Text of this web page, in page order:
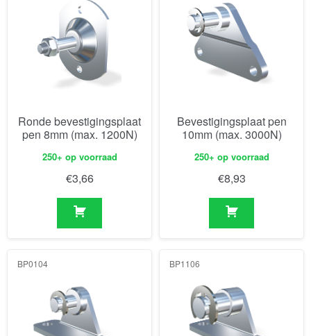
Ronde bevestigingsplaat
pen 8mm (max. 1200N)
250+ op voorraad
€3,66
Bevestigingsplaat pen
10mm (max. 3000N)
250+ op voorraad
€8,93
BP0104 BP1106